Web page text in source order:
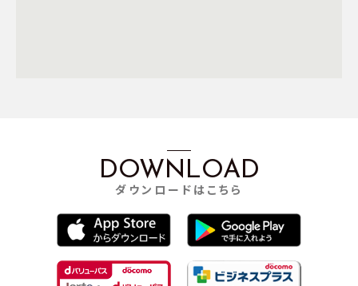
DOWNLOAD
ダウンロードはこちら